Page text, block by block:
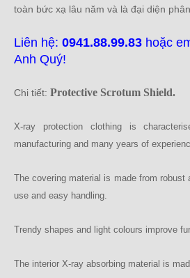
toàn bức xạ lâu năm và là đại diện
Liên hệ: 0941.88.99.83 hoặc
Anh Quý!
Chi tiết: Protective Scrotum Shield.
X-ray protection clothing is
manufacturing and many years of
The covering material is made from
use and easy handling.
Trendy shapes and light colours improve
The interior X-ray absorbing material is